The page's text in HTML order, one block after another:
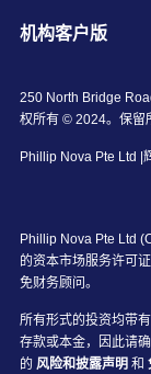
机构客户版
250 North Bridge
权所有 © 2024。保留
Phillip Nova Pte Ltd |
Phillip Nova Pte Ltd
的资本市场服务许可
免财务顾问。
所有形式的投资均带
存款或本金，因此请
的 风险和披露声明 和